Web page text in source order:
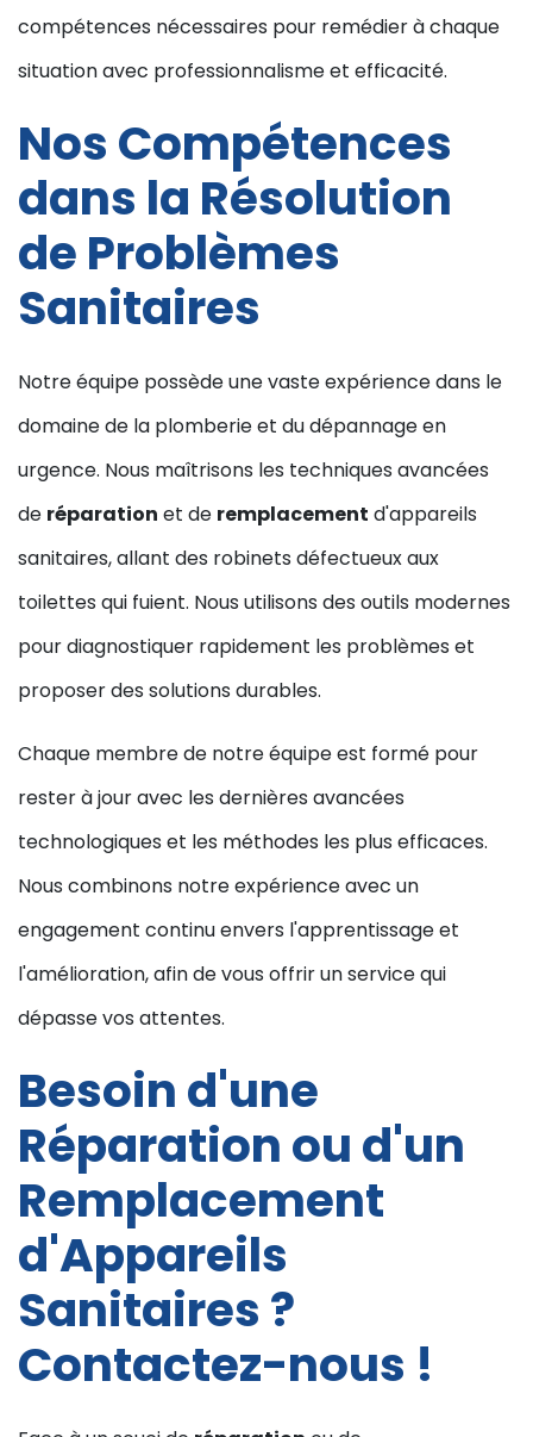
compétences nécessaires pour remédier à chaque
situation avec professionnalisme et efficacité.
Nos Compétences
dans la Résolution
de Problèmes
Sanitaires
Notre équipe possède une vaste expérience dans le
domaine de la plomberie et du dépannage en
urgence. Nous maîtrisons les techniques avancées
de réparation et de remplacement d'appareils
sanitaires, allant des robinets défectueux aux
toilettes qui fuient. Nous utilisons des outils modernes
pour diagnostiquer rapidement les problèmes et
proposer des solutions durables.
Chaque membre de notre équipe est formé pour
rester à jour avec les dernières avancées
technologiques et les méthodes les plus efficaces.
Nous combinons notre expérience avec un
engagement continu envers l'apprentissage et
l'amélioration, afin de vous offrir un service qui
dépasse vos attentes.
Besoin d'une
Réparation ou d'un
Remplacement
d'Appareils
Sanitaires ?
Contactez-nous !